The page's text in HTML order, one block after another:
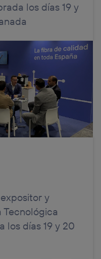
los días 19 y
y
Tecnológica
los días 19 y 20